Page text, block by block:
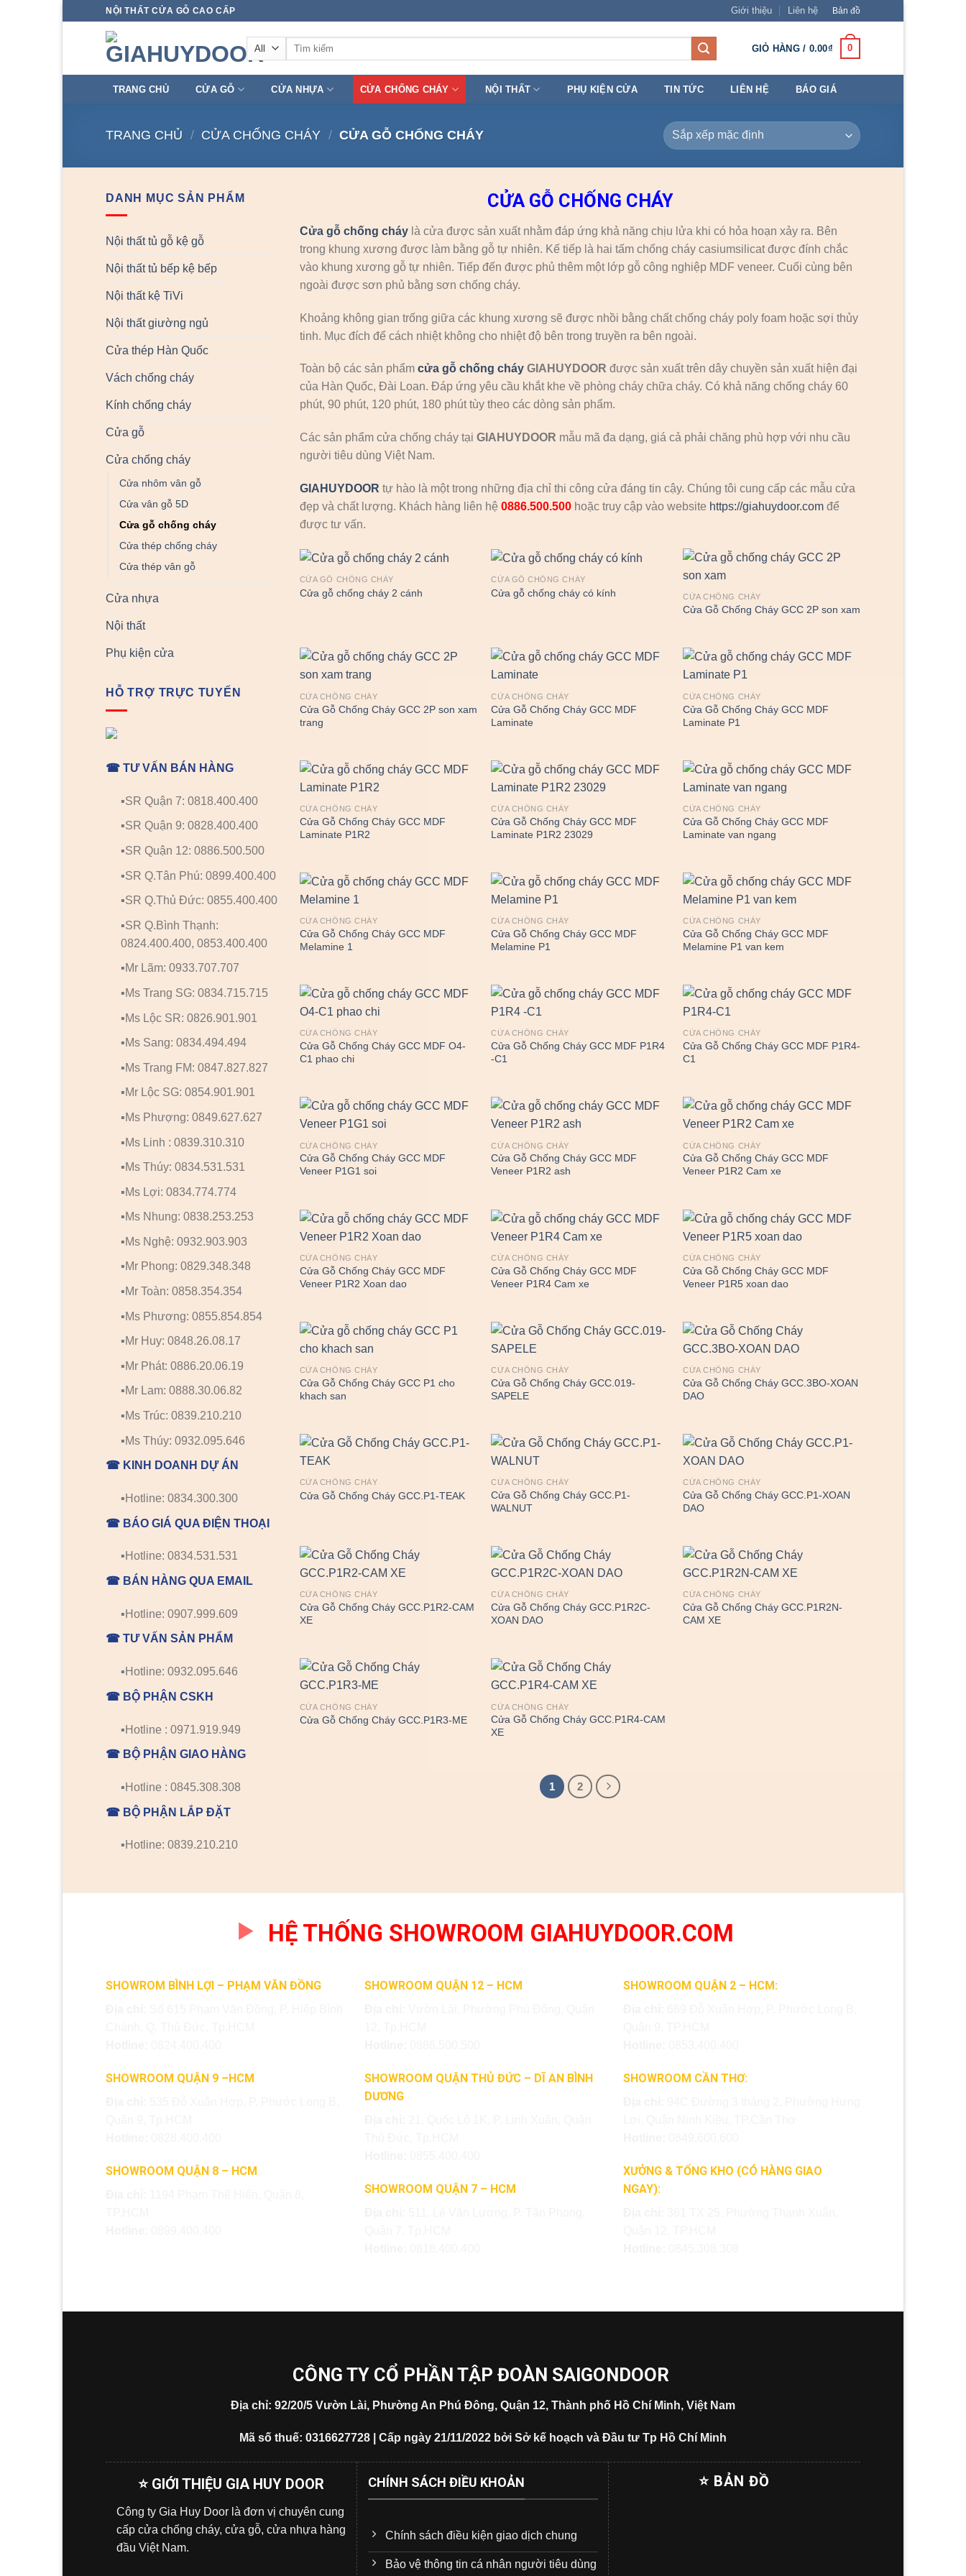
NỘI THẤT CỬA GỖ CAO CẤP Giới thiệu Liên hệ Bản đồ
Tìm
GIỎ HÀNG / 0.00₫ 0
TRANG CHỦ CỬA GỖ CỬA NHỰA CỬA CHỐNG CHÁY NỘI THẤT PHỤ KIỆN CỬA TIN TỨC LIÊN HỆ BÁO GIÁ
TRANG CHỦ / CỬA CHỐNG CHÁY / CỬA GỖ CHỐNG CHÁY
DANH MỤC SẢN PHẨM
Nội thất tủ gỗ kệ gỗ
Nội thất tủ bếp kệ bếp
Nội thất kệ TiVi
Nội thất giường ngủ
Cửa thép Hàn Quốc
Vách chống cháy
Kính chống cháy
Cửa gỗ
Cửa chống cháy
Cửa nhôm vân gỗ
Cửa vân gỗ 5D
Cửa gỗ chống cháy
Cửa thép chống cháy
Cửa thép vân gỗ
Cửa nhựa
Nội thất
Phụ kiện cửa
HỖ TRỢ TRỰC TUYẾN
☎ TƯ VẤN BÁN HÀNG
▪️SR Quận 7: 0818.400.400
▪️SR Quận 9: 0828.400.400
▪️SR Quận 12: 0886.500.500
▪️SR Q.Tân Phú: 0899.400.400
▪️SR Q.Thủ Đức: 0855.400.400
▪️SR Q.Bình Thạnh:
0824.400.400, 0853.400.400
▪️Mr Lãm: 0933.707.707
▪️Ms Trang SG: 0834.715.715
▪️Ms Lộc SR: 0826.901.901
▪️Ms Sang: 0834.494.494
▪️Ms Trang FM: 0847.827.827
▪️Mr Lộc SG: 0854.901.901
▪️Ms Phượng: 0849.627.627
▪️Ms Linh : 0839.310.310
▪️Ms Thúy: 0834.531.531
▪️Ms Lợi: 0834.774.774
▪️Ms Nhung: 0838.253.253
▪️Ms Nghệ: 0932.903.903
▪️Mr Phong: 0829.348.348
▪️Mr Toàn: 0858.354.354
▪️Ms Phương: 0855.854.854
▪️Mr Huy: 0848.26.08.17
▪️Mr Phát: 0886.20.06.19
▪️Mr Lam: 0888.30.06.82
▪️Ms Trúc: 0839.210.210
▪️Ms Thúy: 0932.095.646
☎ KINH DOANH DỰ ÁN
▪️Hotline: 0834.300.300
☎ BÁO GIÁ QUA ĐIỆN THOẠI
▪️Hotline: 0834.531.531
☎ BÁN HÀNG QUA EMAIL
▪️Hotline: 0907.999.609
☎ TƯ VẤN SẢN PHẨM
▪️Hotline: 0932.095.646
☎ BỘ PHẬN CSKH
▪️Hotline : 0971.919.949
☎ BỘ PHẬN GIAO HÀNG
▪️Hotline : 0845.308.308
☎ BỘ PHẬN LẮP ĐẶT
▪️Hotline: 0839.210.210
CỬA GỖ CHỐNG CHÁY
Cửa gỗ chống cháy là cửa được sản xuất nhằm đáp ứng khả năng chịu lửa khi có hỏa hoạn xảy ra. Bên
trong khung xương được làm bằng gỗ tự nhiên. Kế tiếp là hai tấm chống cháy casiumsilicat được đính chắc
vào khung xương gỗ tự nhiên. Tiếp đến được phủ thêm một lớp gỗ công nghiệp MDF veneer. Cuối cùng bên
ngoài được sơn phủ bằng sơn chống cháy.
Khoảng không gian trống giữa các khung xương sẽ được nhồi bằng chất chống cháy poly foam hoặc sợi thủy
tinh. Mục đích để cách nhiệt không cho nhiệt độ bên trong truyền ra bên ngoài.
Toàn bộ các sản phẩm cửa gỗ chống cháy GIAHUYDOOR được sản xuất trên dây chuyền sản xuất hiện đại
của Hàn Quốc, Đài Loan. Đáp ứng yêu cầu khắt khe về phòng cháy chữa cháy. Có khả năng chống cháy 60
phút, 90 phút, 120 phút, 180 phút tùy theo các dòng sản phẩm.
Các sản phẩm cửa chống cháy tại GIAHUYDOOR mẫu mã đa dạng, giá cả phải chăng phù hợp với nhu cầu
người tiêu dùng Việt Nam.
GIAHUYDOOR tự hào là một trong những địa chỉ thi công cửa đáng tin cậy. Chúng tôi cung cấp các mẫu cửa
đẹp và chất lượng. Khách hàng liên hệ 0886.500.500 hoặc truy cập vào website https://giahuydoor.com để
được tư vấn.
CỬA GỖ CHỐNG CHÁY
Cửa gỗ chống cháy 2 cánh
CỬA GỖ CHỐNG CHÁY
Cửa gỗ chống cháy có kính CỬA CHỐNG CHÁY
Cửa Gỗ Chống Cháy GCC 2P son xam
CỬA CHỐNG CHÁY
Cửa Gỗ Chống Cháy GCC 2P son xam
trang
CỬA CHỐNG CHÁY
Cửa Gỗ Chống Cháy GCC MDF
Laminate
CỬA CHỐNG CHÁY
Cửa Gỗ Chống Cháy GCC MDF
Laminate P1
CỬA CHỐNG CHÁY
Cửa Gỗ Chống Cháy GCC MDF
Laminate P1R2
CỬA CHỐNG CHÁY
Cửa Gỗ Chống Cháy GCC MDF
Laminate P1R2 23029
CỬA CHỐNG CHÁY
Cửa Gỗ Chống Cháy GCC MDF
Laminate van ngang
CỬA CHỐNG CHÁY
Cửa Gỗ Chống Cháy GCC MDF
Melamine 1
CỬA CHỐNG CHÁY
Cửa Gỗ Chống Cháy GCC MDF
Melamine P1
CỬA CHỐNG CHÁY
Cửa Gỗ Chống Cháy GCC MDF
Melamine P1 van kem
CỬA CHỐNG CHÁY
Cửa Gỗ Chống Cháy GCC MDF O4-
C1 phao chi
CỬA CHỐNG CHÁY
Cửa Gỗ Chống Cháy GCC MDF P1R4
-C1
CỬA CHỐNG CHÁY
Cửa Gỗ Chống Cháy GCC MDF P1R4-
C1
CỬA CHỐNG CHÁY
Cửa Gỗ Chống Cháy GCC MDF
Veneer P1G1 soi
CỬA CHỐNG CHÁY
Cửa Gỗ Chống Cháy GCC MDF
Veneer P1R2 ash
CỬA CHỐNG CHÁY
Cửa Gỗ Chống Cháy GCC MDF
Veneer P1R2 Cam xe
CỬA CHỐNG CHÁY
Cửa Gỗ Chống Cháy GCC MDF
Veneer P1R2 Xoan dao
CỬA CHỐNG CHÁY
Cửa Gỗ Chống Cháy GCC MDF
Veneer P1R4 Cam xe
CỬA CHỐNG CHÁY
Cửa Gỗ Chống Cháy GCC MDF
Veneer P1R5 xoan dao
CỬA CHỐNG CHÁY
Cửa Gỗ Chống Cháy GCC P1 cho
khach san
CỬA CHỐNG CHÁY
Cửa Gỗ Chống Cháy GCC.019-
SAPELE
CỬA CHỐNG CHÁY
Cửa Gỗ Chống Cháy GCC.3BO-XOAN
DAO
CỬA CHỐNG CHÁY
Cửa Gỗ Chống Cháy GCC.P1-TEAK
CỬA CHỐNG CHÁY
Cửa Gỗ Chống Cháy GCC.P1-
WALNUT
CỬA CHỐNG CHÁY
Cửa Gỗ Chống Cháy GCC.P1-XOAN
DAO
CỬA CHỐNG CHÁY
Cửa Gỗ Chống Cháy GCC.P1R2-CAM
XE
CỬA CHỐNG CHÁY
Cửa Gỗ Chống Cháy GCC.P1R2C-
XOAN DAO
CỬA CHỐNG CHÁY
Cửa Gỗ Chống Cháy GCC.P1R2N-
CAM XE
CỬA CHỐNG CHÁY
Cửa Gỗ Chống Cháy GCC.P1R3-ME
CỬA CHỐNG CHÁY
Cửa Gỗ Chống Cháy GCC.P1R4-CAM
XE
1 2
HỆ THỐNG SHOWROOM GIAHUYDOOR.COM
SHOWROM BÌNH LỢI – PHẠM VĂN ĐỒNG
SHOWROOM QUẬN 9 –HCM
SHOWROOM QUẬN 8 – HCM
SHOWROOM QUẬN 12 – HCM
SHOWROOM QUẬN THỦ ĐỨC – DĨ AN BÌNH
DƯƠNG
SHOWROOM QUẬN 7 – HCM
SHOWROOM QUẬN 2 – HCM:
SHOWROOM CẦN THƠ:
XƯỞNG & TỔNG KHO (CÓ HÀNG GIAO
NGAY):
CÔNG TY CỔ PHẦN TẬP ĐOÀN SAIGONDOOR
Địa chỉ: 92/20/5 Vườn Lài, Phường An Phú Đông, Quận 12, Thành phố Hồ Chí Minh, Việt Nam
Mã số thuế: 0316627728 | Cấp ngày 21/11/2022 bởi Sở kế hoạch và Đầu tư Tp Hồ Chí Minh
⭐ GIỚI THIỆU GIA HUY DOOR
Công ty Gia Huy Door là đơn vị chuyên cung
cấp cửa chống cháy, cửa gỗ, cửa nhựa hàng
đầu Việt Nam.
CHÍNH SÁCH ĐIỀU KHOẢN
Chính sách điều kiện giao dịch chung
Bảo vệ thông tin cá nhân người tiêu dùng
⭐ BẢN ĐỒ